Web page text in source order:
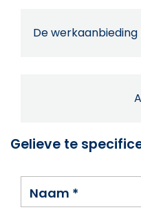
De
Gelieve te
Naam *